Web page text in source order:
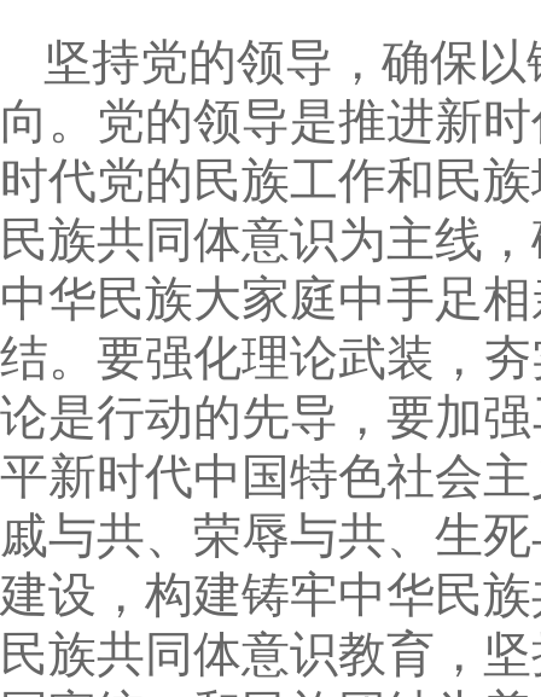
坚持党的领导，确保
向。党的领导是推进新
时代党的民族工作和民
民族共同体意识为主线
中华民族大家庭中手足
结。要强化理论武装，
论是行动的先导，要加
平新时代中国特色社会
戚与共、荣辱与共、生
建设，构建铸牢中华民
民族共同体意识教育，